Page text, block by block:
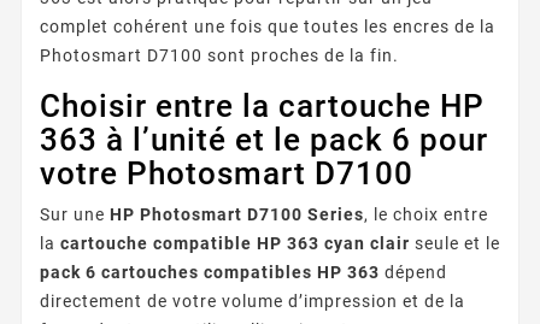
complet cohérent une fois que toutes les encres de la
Photosmart D7100 sont proches de la fin.
Choisir entre la cartouche HP
363 à l’unité et le pack 6 pour
votre Photosmart D7100
Sur une HP Photosmart D7100 Series, le choix entre
la cartouche compatible HP 363 cyan clair seule et le
pack 6 cartouches compatibles HP 363 dépend
directement de votre volume d’impression et de la